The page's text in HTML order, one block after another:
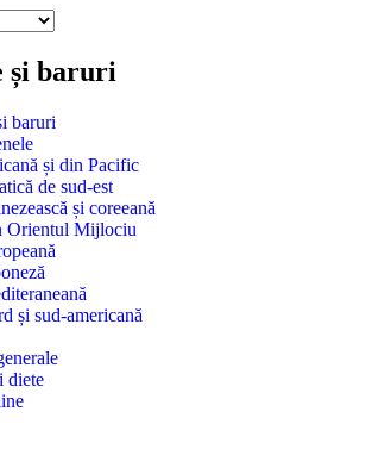
și baruri
baruri
și din Pacific
de sud-est
și coreeană
Orientul Mijlociu
și sud-americană
diete